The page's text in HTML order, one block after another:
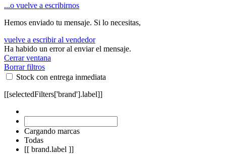
...o vuelve a escribirnos
Hemos enviado tu mensaje. Si lo necesitas,
vuelve a escribir al vendedor
Ha habido un error al enviar el mensaje.
Cerrar ventana
Borrar filtros
Stock con entrega inmediata
[[selectedFilters['brand'].label]]
Cargando marcas
Todas
[[ brand.label ]]